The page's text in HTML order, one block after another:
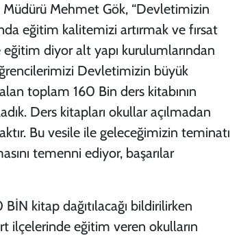
Mehmet Gök, “Devletimizin
eğitim kalitemizi artırmak ve fırsat
diyor alt yapı kurulumlarından
Devletimizin büyük
toplam 160 Bin ders kitabının
Ders kitapları okullar açılmadan
Bu vesile ile geleceğimizin teminatı
temenni ediyor, başarılar
kitap dağıtılacağı bildirilirken
ilçelerinde eğitim veren okulların